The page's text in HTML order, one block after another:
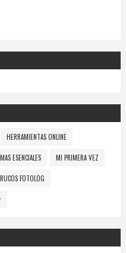
HERRAMIENTAS ONLINE
ESENCIALES MI PRIMERA VEZ
FOTOLOG